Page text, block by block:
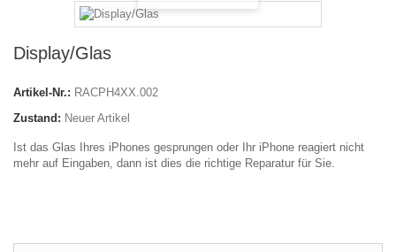
Display/Glas
Artikel-Nr.: RACPH4XX.002
Zustand: Neuer Artikel
Ist das Glas Ihres iPhones gesprungen oder Ihr iPhone reagiert nicht
mehr auf Eingaben, dann ist dies die richtige Reparatur für Sie.